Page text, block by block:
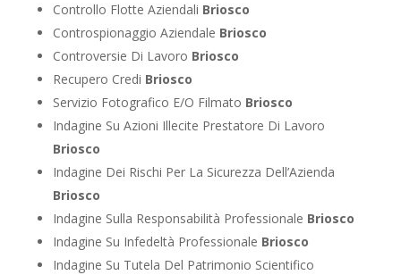
Controllo Flotte Aziendali Briosco
Controspionaggio Aziendale Briosco
Controversie Di Lavoro Briosco
Recupero Credi Briosco
Servizio Fotografico E/O Filmato Briosco
Indagine Su Azioni Illecite Prestatore Di Lavoro
Briosco
Indagine Dei Rischi Per La Sicurezza Dell’Azienda
Briosco
Indagine Sulla Responsabilità Professionale Briosco
Indagine Su Infedeltà Professionale Briosco
Indagine Su Tutela Del Patrimonio Scientifico